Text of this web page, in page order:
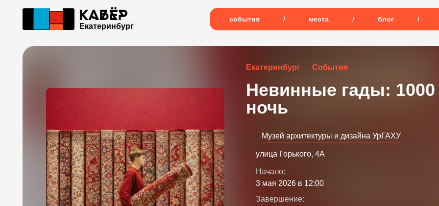
Екатеринбург
события / места / блог /
Екатеринбург События
Невинные гады: 1000
ночь
Музей архитектуры и дизайна УрГАХУ
улица Горького, 4А
Начало:
3 мая 2026 в 12:00
Завершение: